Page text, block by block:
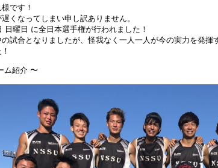
です！
くなってしまい申し訳ありません。
日曜日 に全日本選手権が行われました！
試合となりましたが、怪我なく一人一人が今の実力を発揮
ム紹介 〜